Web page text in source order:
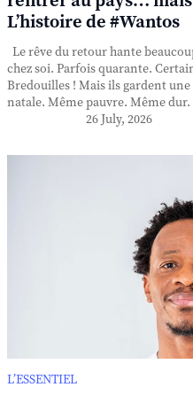
L’histoire de #Wantos
Le rêve du retour hante
chez soi. Parfois quarante.
Bredouilles ! Mais ils gardent
natale. Même pauvre. Même dur.
26 July, 2026
L’ESSENTIEL